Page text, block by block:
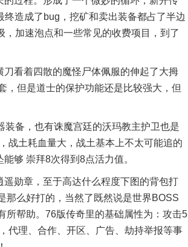
造成了bug，挖矿和卖出装备都占了半边
加速泡点和一些常见的收费项目，到了
看着四散的魔怪尸体佩服的伸起了大拇
，但是道士的保护功能还是比较强大，但
备，也有诛魔宫廷的沃玛教主护卫也是
战土耗血量大，战土基本上不太可能追的
够 崇拜8次得到8点活力值。
勋章，至于高达什么程度下图的背包打
那么好打的，当然了既然说是世界BOSS
所帮助。76版传奇里的基础属性为：攻击5
代理、合作、开区、广告、劫持举报等事